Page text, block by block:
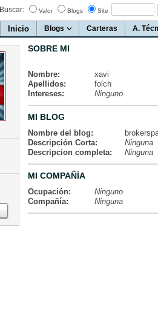
Buscar: Valor Blogs Site
Inicio Blogs Carteras A.
SOBRE MI
Nombre:
xavi
Apellidos:
folch
Intereses:
Ninguno
MI BLOG
Nombre del blog:
Descripción Corta:
Ninguna
Descripcion completa:
Ninguna
MI COMPAÑÍA
Ocupación:
Ninguno
Compañía:
Ninguna